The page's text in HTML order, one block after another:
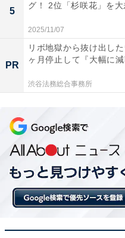
回答者からは、「今まで
ターとストーリーが本当
女性）、「登場キャラク
的。絵がキレイ。ギャグ
に高橋留美子さんの作品
代女性）などの声が聞か
※回答者のコメントは原文
＞次ページ：5位までのラ
5
グ！ 2位「杉咲花」を大
2025/11/07
PR
リボ地獄から抜け出し
ヶ月停止して『大幅に
渋谷法務総合事務所